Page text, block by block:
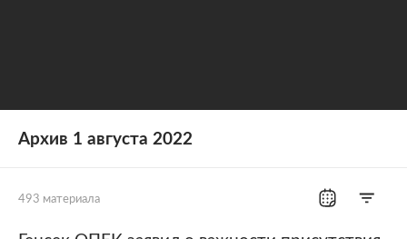
Архив 1 августа 2022
493 материала